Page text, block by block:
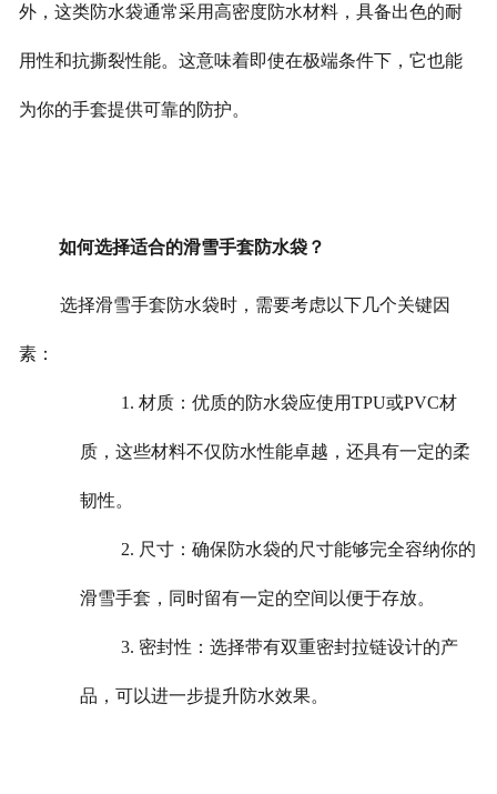
外，这类防水袋通常采用高密度防水材料，具备出色的耐
用性和抗撕裂性能。这意味着即使在极端条件下，它也能
为你的手套提供可靠的防护。
如何选择适合的滑雪手套防水袋？
选择滑雪手套防水袋时，需要考虑以下几个关键因
素：
1. 材质：优质的防水袋应使用TPU或PVC材
质，这些材料不仅防水性能卓越，还具有一定的柔
韧性。
2. 尺寸：确保防水袋的尺寸能够完全容纳你的
滑雪手套，同时留有一定的空间以便于存放。
3. 密封性：选择带有双重密封拉链设计的产
品，可以进一步提升防水效果。